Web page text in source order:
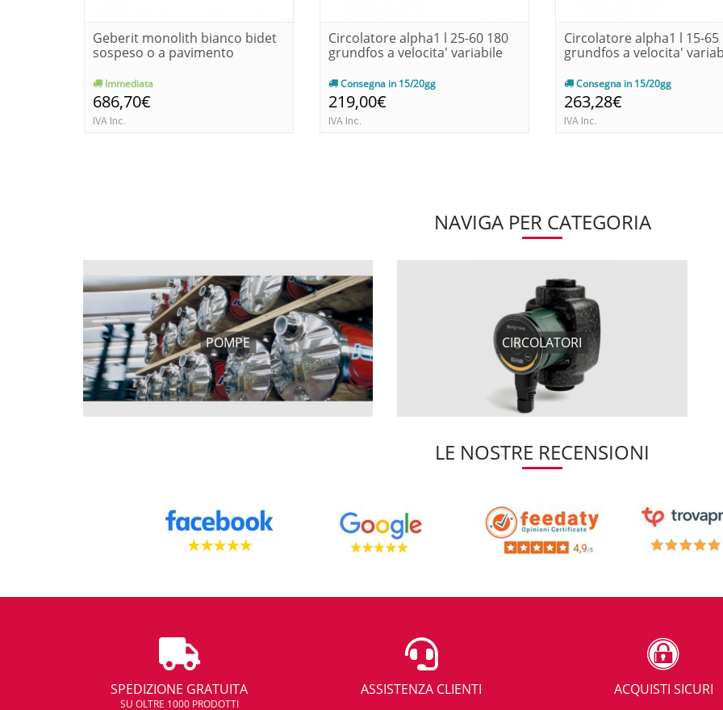
Geberit monolith bianco bidet
sospeso o a pavimento
Immediata
686,70€
IVA Inc.
Circolatore alpha1 l 25-60 180
grundfos a velocita' variabile
Consegna in 15/20gg
219,00€
IVA Inc.
Circolatore alpha1 l 15-65
grundfos a velocita'
Consegna in 15/20gg
263,28€
IVA Inc.
NAVIGA PER CATEGORIA
POMPE CIRCOLATORI
LE NOSTRE RECENSIONI
SPEDIZIONE GRATUITA
SU OLTRE 1000 PRODOTTI
ASSISTENZA CLIENTI ACQUISTI SICURI